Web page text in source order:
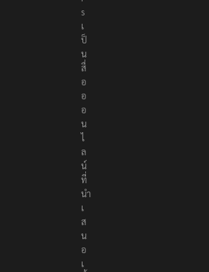
e
r
s
เ
ป็
น
สื่
อ
อ
อ
น
ไ
ล
น์
ที่
นำ
เ
ส
น